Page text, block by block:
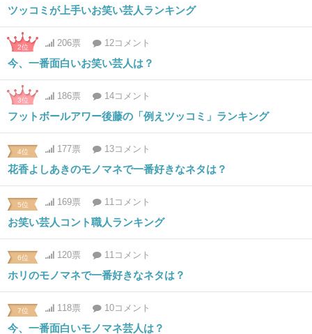
ツッコミが上手いお笑い芸人ランキング
2位 206票 12コメント
今、一番面白いお笑い芸人は？
3位 186票 14コメント
フットボールアワー後藤の「例えツッコミ」ランキング
4位 177票 13コメント
花香よしあきのモノマネで一番好きなネタは？
5位 169票 11コメント
お笑い芸人コント職人ランキング
6位 120票 11コメント
ホリのモノマネで一番好きなネタは？
7位 118票 10コメント
今、一番面白いモノマネ芸人は？